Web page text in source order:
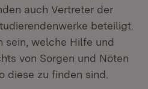
auch Vertreter der
beteiligt.
sein, welche Hilfe und
von Sorgen und Nöten
diese zu finden sind.